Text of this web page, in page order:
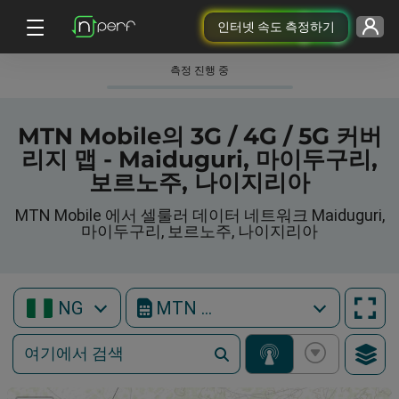
인터넷 속도 측정하기
측정 진행 중
MTN Mobile의 3G / 4G / 5G 커버
리지 맵 - Maiduguri, 마이두구리,
보르노주, 나이지리아
MTN Mobile 에서 셀룰러 데이터 네트워크 Maiduguri,
마이두구리, 보르노주, 나이지리아
NG MTN Mobile